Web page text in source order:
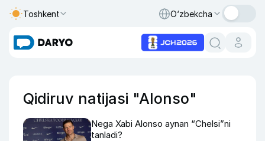
Toshkent O‘zbekcha
Qidiruv natijasi "Alonso"
Nega Xabi Alonso aynan “Chelsi”ni
tanladi?